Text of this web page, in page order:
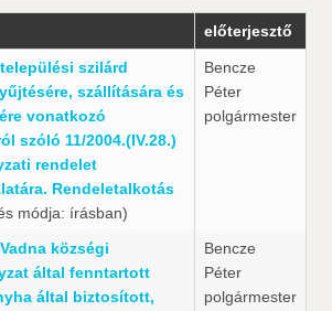
előterjesztő
szilárd
szállítására és
vonatkozó
szóló 11/2004.(IV.28.)
rendelet
Rendeletalkotás
módja: írásban)
Bencze
Péter
polgármester
községi
által fenntartott
által biztosított,
Bencze
Péter
polgármester